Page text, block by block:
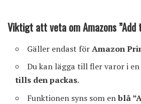
Viktigt att veta om Amazons ”Add
Gäller endast förAmazon
Du kan lägga till fler varor i
tills den packas.
Funktionen syns som enblå